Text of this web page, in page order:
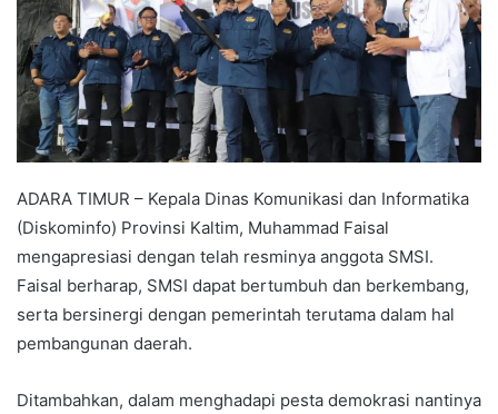
ADARA TIMUR – Kepala Dinas Komunikasi dan Informatika
(Diskominfo) Provinsi Kaltim, Muhammad Faisal
mengapresiasi dengan telah resminya anggota SMSI.
Faisal berharap, SMSI dapat bertumbuh dan berkembang,
serta bersinergi dengan pemerintah terutama dalam hal
pembangunan daerah.
Ditambahkan, dalam menghadapi pesta demokrasi nantinya